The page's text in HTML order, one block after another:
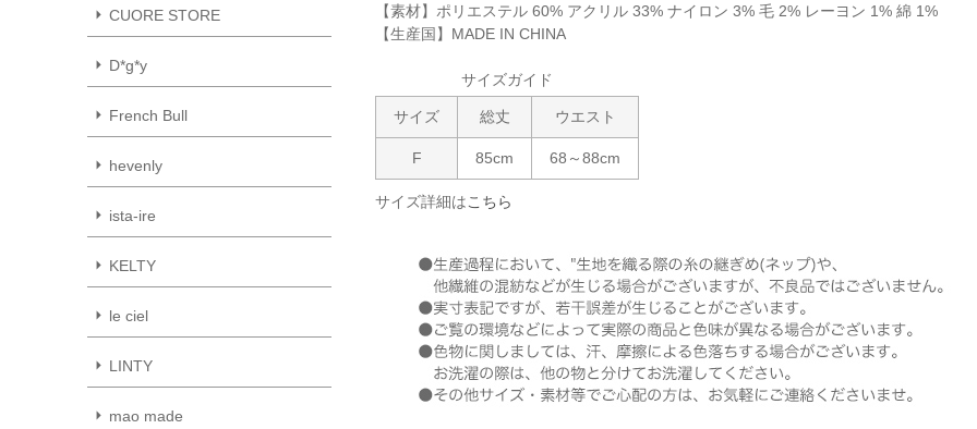
CUORE STORE
D*g*y
French Bull
hevenly
ista-ire
KELTY
le ciel
LINTY
mao made
【素材】ポリエステル 60% アクリル 33% ナイロン 3% 毛 2% レーヨン 1% 綿 1%
【生産国】MADE IN CHINA
サイズガイド
サイズ 総丈 ウエスト
F 85cm 68～88cm
サイズ詳細はこちら